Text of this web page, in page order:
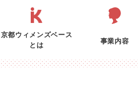
京都ウィメンズベース
とは
事業内容